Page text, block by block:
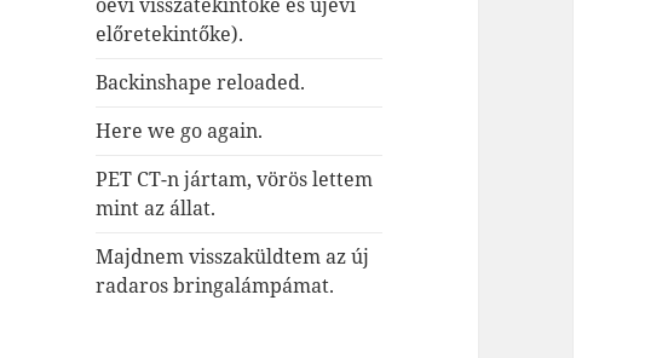
előretekintőke).
Backinshape reloaded.
Here we go again.
PET CT-n jártam, vörös lettem
mint az állat.
Majdnem visszaküldtem az új
radaros bringalámpámat.